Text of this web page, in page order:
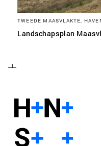
TWEEDE MAASVLAKTE,
Landschapsplan